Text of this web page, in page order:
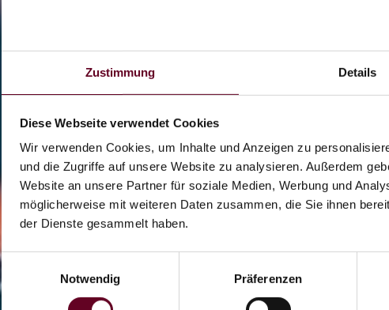
Zustimmung Details
Diese Webseite verwendet Cookies
Wir verwenden Cookies, um Inhalte und Anzeigen zu
und die Zugriffe auf unsere Website zu analysieren. Außerdem
Website an unsere Partner für soziale Medien, Werbung und
möglicherweise mit weiteren Daten zusammen, die Sie ihnen
der Dienste gesammelt haben.
Einwilligungsauswahl
Notwendig
Präferenzen